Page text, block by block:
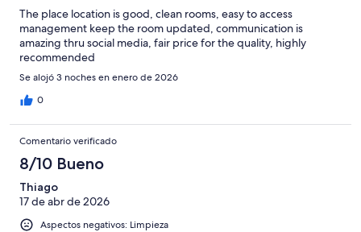
The place location is good, clean rooms, easy to access
management keep the room updated, communication is
amazing thru social media, fair price for the quality, highly
recommended
Se alojó 3 noches en enero de 2026
0
Comentario verificado
8/10 Bueno
Thiago
17 de abr de 2026
Aspectos negativos: Limpieza